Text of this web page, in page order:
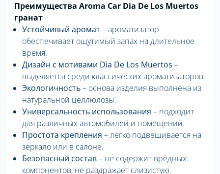
Преимущества Aroma Car Dia De Los Muertos
гранат
Устойчивый аромат– ароматизатор
обеспечивает ощутимый запах на длительное
время.
Дизайн с мотивами Dia De Los Muertos –
выделяется среди классических ароматизаторов.
Экологичность– основа изделия выполнена из
натуральной целлюлозы.
Универсальность использования – подходит
для различных автомобилей и помещений.
Простота крепления – легко подвешивается на
зеркало или в салоне.
Безопасный состав– не содержит вредных
компонентов, не раздражает слизистую.